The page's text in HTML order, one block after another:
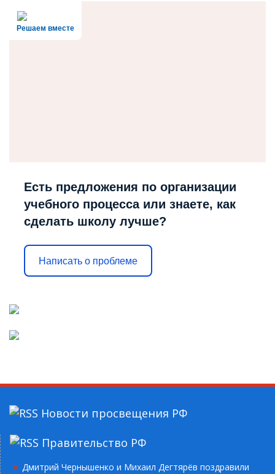
Решаем вместе
Есть предложения по организации
учебного процесса или знаете, как
сделать школу лучше?
Написать о проблеме
Новости просвещения РФ
Правительство РФ
Дмитрий Чернышенко и Михаил Дегтярёв поздравили